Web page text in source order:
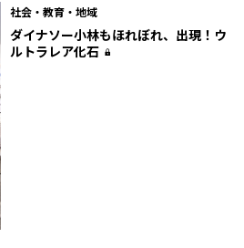
社会・教育・地域
ダイナソー小林もほれぼれ、出現！ウ
ルトラレア化石